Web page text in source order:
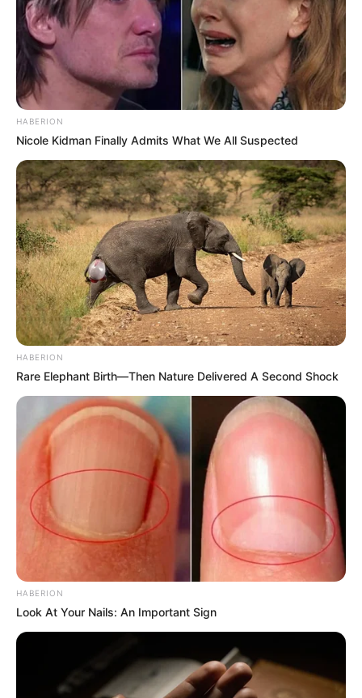
HABERION
Nicole Kidman Finally Admits What We All Suspected
HABERION
Rare Elephant Birth—Then Nature Delivered A Second Shock
HABERION
Look At Your Nails: An Important Sign